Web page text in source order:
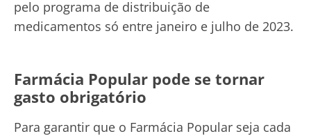
pelo programa de distribuição de
medicamentos só entre janeiro e julho de 2023.
Farmácia Popular pode se tornar
gasto obrigatório
Para garantir que o Farmácia Popular seja cada